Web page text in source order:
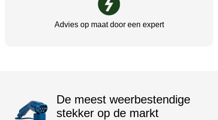
Advies op maat door een expert
De meest weerbestendige
stekker op de markt